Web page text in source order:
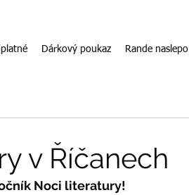
Dárkový poukaz Rande naslepo
v Říčanech
Noci literatury!